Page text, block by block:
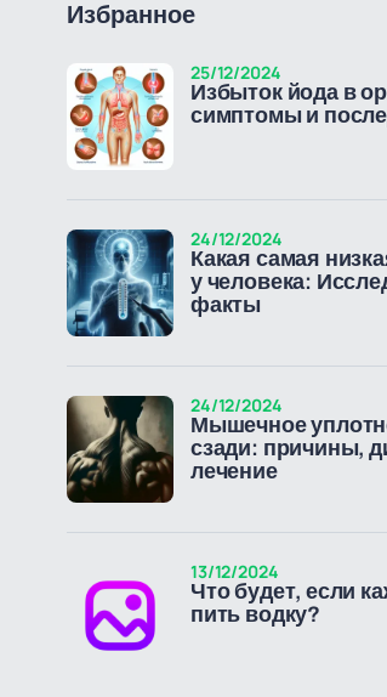
Избранное
Избыток йода в
симптомы и
25/12/2024
Какая самая
у человека:
факты
24/12/2024
Мышечное
сзади: причины,
лечение
24/12/2024
Что будет, если
пить водку?
13/12/2024